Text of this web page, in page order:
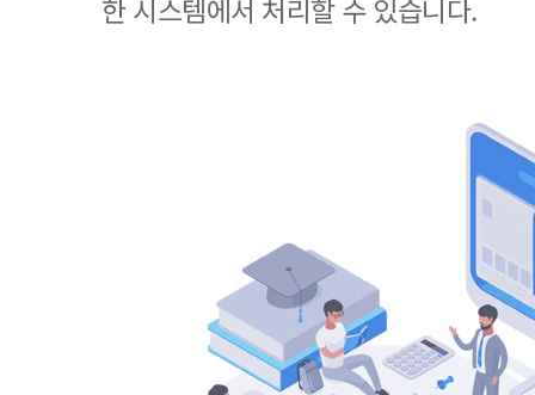
한 시스템에서 처리할 수 있습니다.